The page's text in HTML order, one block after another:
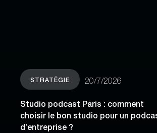
STRATÉGIE 20/7/2026
Studio podcast Paris : comment
choisir le bon studio pour un
d’entreprise ?